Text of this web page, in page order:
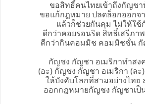
ขอสิทธิ์คนไทยเข้าถึงกัญชา
ขอแก้กฎหมาย ปลดล็อกออกจ
แล้วก็ช่วยกันคุม ไม่ให้ใช้
ดีกว่าคอยรอนริด สิทธิ์เสรีภา
ดีกว่ากินคอมมิช คอมมิชชั่น
กัญชง กัญชา อเมริกาทำสง
(อะ) กัญชง กัญชา อเมริกา (ละ
ให้บังคับโลกที่สามอย่างไทย
ออกกฎหมายกัญชง กัญชาเป็